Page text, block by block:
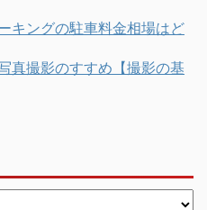
キングの駐車料金相場はど
真撮影のすすめ【撮影の基